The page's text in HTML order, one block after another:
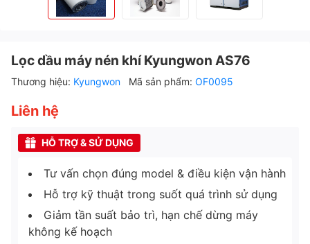
Lọc dầu máy nén khí Kyungwon AS76
Thương hiệu: Kyungwon Mã sản phẩm: OF0095
Liên hệ
HỖ TRỢ & SỬ DỤNG
Tư vấn chọn đúng model & điều kiện vận hành
Hỗ trợ kỹ thuật trong suốt quá trình sử dụng
Giảm tần suất bảo trì, hạn chế dừng máy
không kế hoạch